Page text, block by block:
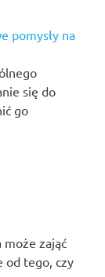
pomysły na
się do
go
może zająć
od tego, czy